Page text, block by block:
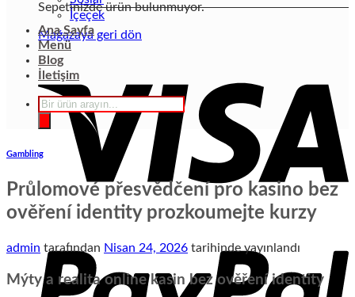
Sepetinizde ürün bulunmuyor.
Mağazaya geri dön
İçeçek
Ana Sayfa
Menü
Blog
İletişim
Products
search
Gambling
Průlomové přesvědčení pro kasino bez
ověření identity prozkoumejte kurzy
admin tarafından Nisan 24, 2026 tarihinde yayınlandı
Mýty a realita online kasin bez ověření identity